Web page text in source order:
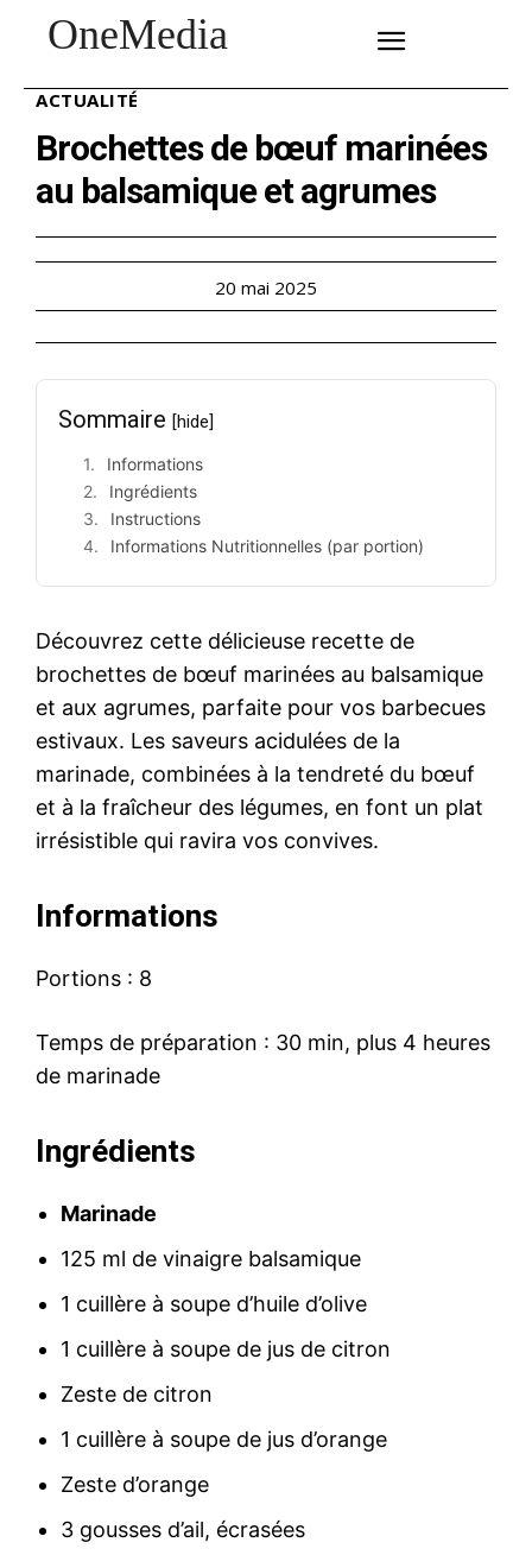
OneMedia
ACTUALITÉ
Brochettes de bœuf marinées
au balsamique et agrumes
20 mai 2025
Sommaire [hide]
Informations
Ingrédients
Instructions
Informations Nutritionnelles (par portion)
Découvrez cette délicieuse recette de
brochettes de bœuf marinées au balsamique
et aux agrumes, parfaite pour vos barbecues
estivaux. Les saveurs acidulées de la
marinade, combinées à la tendreté du bœuf
et à la fraîcheur des légumes, en font un plat
irrésistible qui ravira vos convives.
Informations
Portions : 8
Temps de préparation : 30 min, plus 4 heures
de marinade
Ingrédients
Marinade
125 ml de vinaigre balsamique
1 cuillère à soupe d’huile d’olive
1 cuillère à soupe de jus de citron
Zeste de citron
1 cuillère à soupe de jus d’orange
Zeste d’orange
3 gousses d’ail, écrasées